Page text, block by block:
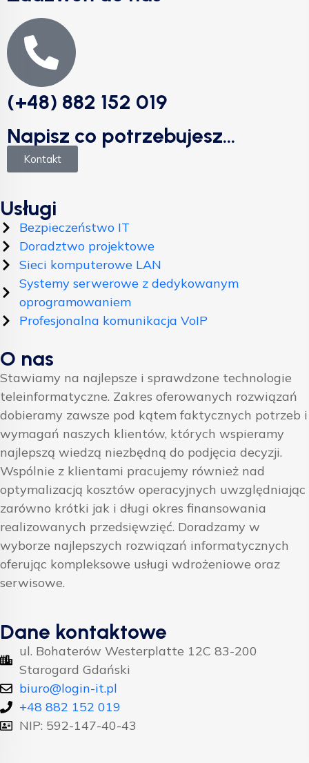
(+48) 882 152 019
Napisz co potrzebujesz...
Kontakt
Usługi
Bezpieczeństwo IT
Doradztwo projektowe
Sieci komputerowe LAN
Systemy serwerowe z dedykowanym
oprogramowaniem
Profesjonalna komunikacja VoIP
O nas
Stawiamy na najlepsze i sprawdzone technologie
teleinformatyczne. Zakres oferowanych rozwiązań
dobieramy zawsze pod kątem faktycznych potrzeb i
wymagań naszych klientów, których wspieramy
najlepszą wiedzą niezbędną do podjęcia decyzji.
Wspólnie z klientami pracujemy również nad
optymalizacją kosztów operacyjnych uwzględniając
zarówno krótki jak i długi okres finansowania
realizowanych przedsięwzięć. Doradzamy w
wyborze najlepszych rozwiązań informatycznych
oferując kompleksowe usługi wdrożeniowe oraz
serwisowe.
Dane kontaktowe
ul. Bohaterów Westerplatte 12C 83-200
Starogard Gdański
biuro@login-it.pl
+48 882 152 019
NIP: 592-147-40-43